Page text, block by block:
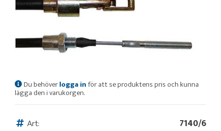
Du behöverlogga inför att se produktens pris och kunna
lägga den i varukorgen.
Art: 7140/6